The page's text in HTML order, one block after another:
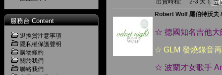
服務台 Content
退換貨注意事項
隱私權保護聲明
購物條約
關於我們
聯絡我們
出貨時程:
2-3 天
Robert Wolf 羅伯特沃夫
☆ 德國知名吉他大
☆ GLM 發燒錄音
☆ 波蘭才女歌手